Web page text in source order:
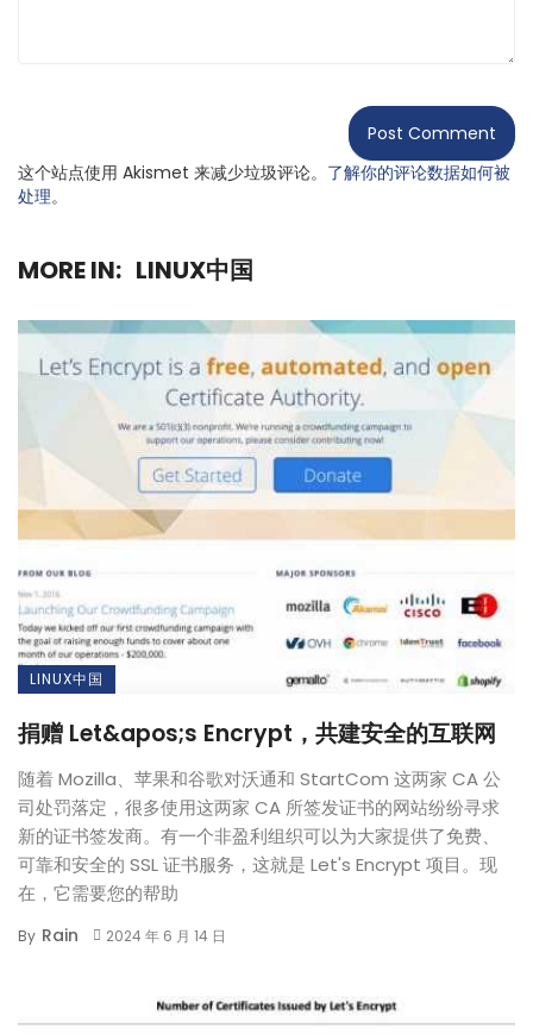
这个站点使用 Akismet 来减少垃圾评论。 了解你的评论数据如何被
处理。
MORE IN: LINUX中国
LINUX中国
捐赠 Let&apos;s Encrypt，共建安全的互联网
随着 Mozilla、苹果和谷歌对沃通和 StartCom 这两家 CA 公
司处罚落定，很多使用这两家 CA 所签发证书的网站纷纷寻求
新的证书签发商。有一个非盈利组织可以为大家提供了免费、
可靠和安全的 SSL 证书服务，这就是 Let's Encrypt 项目。现
在，它需要您的帮助
By Rain 2024 年 6 月 14 日